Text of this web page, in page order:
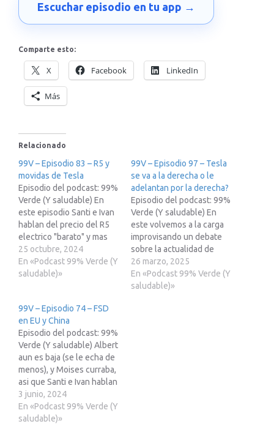
Escuchar episodio en tu app →
Comparte esto:
X Facebook LinkedIn
Más
Relacionado
99V – Episodio 83 – R5 y
movidas de Tesla
Episodio del podcast: 99%
Verde (Y saludable) En
este episodio Santi e Ivan
hablan del precio del R5
electrico "barato" y mas
cositas relacionadas con
Tesla: Precio R5 Barato
Tesla Podria lanzar Model
Yo,Robot y BladeRunner
20249 Tesla dara
resultados…
25 octubre, 2024
En «Podcast 99% Verde (Y
saludable)»
99V – Episodio 97 – Tesla
se va a la derecha o le
adelantan por la derecha?
Episodio del podcast: 99%
Verde (Y saludable) En
este volvemos a la carga
improvisando un debate
sobre la actualidad de
Tesla y la competencia.
Recuerda que si estas
pensando en adquirir un
26 marzo, 2025
En «Podcast 99% Verde (Y
saludable)»
99V – Episodio 74 – FSD
en EU y China
Episodio del podcast: 99%
Verde (Y saludable) Albert
aun es baja (se le echa de
menos), y Moises curraba,
asi que Santi e Ivan hablan
solitos de: Tesla FSD
llegara pronto a China y
poco despues a Europa
3 junio, 2024
En «Podcast 99% Verde (Y
saludable)»